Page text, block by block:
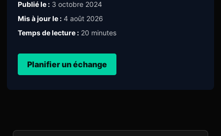
Publié le : 3 octobre 2024
Mis à jour le : 4 août 2026
Temps de lecture : 20 minutes
Planifier un échange